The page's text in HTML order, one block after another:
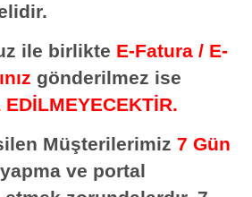
ile birlikte E-Fatura / E-
gönderilmez ise
Müşterilerimiz 7 Gün
ve portal